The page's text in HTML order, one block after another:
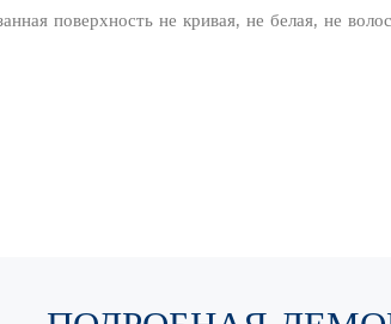
поверхность не кривая, не белая, не